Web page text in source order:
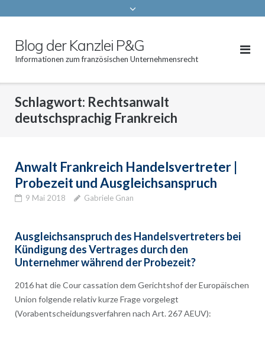
Blog der Kanzlei P&G
Informationen zum französischen Unternehmensrecht
Schlagwort: Rechtsanwalt
deutschsprachig Frankreich
Anwalt Frankreich Handelsvertreter |
Probezeit und Ausgleichsanspruch
9 Mai 2018 Gabriele Gnan
Ausgleichsanspruch des Handelsvertreters bei
Kündigung des Vertrages durch den
Unternehmer während der Probezeit?
2016 hat die Cour cassation dem Gerichtshof der Europäischen
Union folgende relativ kurze Frage vorgelegt
(Vorabentscheidungsverfahren nach Art. 267 AEUV):